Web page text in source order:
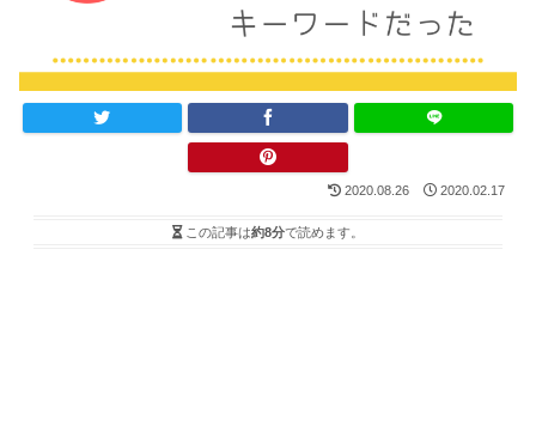
2020.08.26 2020.02.17
この記事は約8分で読めます。